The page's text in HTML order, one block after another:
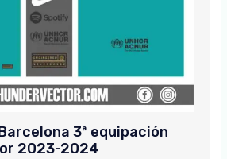
3ª equipación
2023-2024